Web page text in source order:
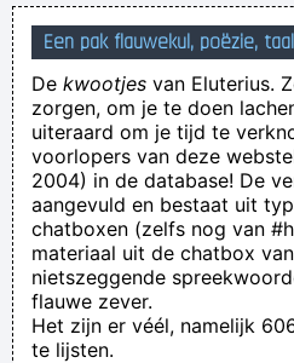
Get back to me urgently
know which other way
means, so kindly
Ze had een uitbrander
kreeg in de plaats
Zoals je ziet is deze
opening naar de voorruit
I am sorry, I can help
Een pak flauwekul, poëzie,
De kwootjes van Eluterius.
zorgen, om je te doen
uiteraard om je tijd te
voorlopers van deze
2004) in de database! De
aangevuld en bestaat uit
chatboxen (zelfs nog van
materiaal uit de chatbox
nietszeggende
flauwe zever.
Het zijn er véél, namelijk
te lijsten.